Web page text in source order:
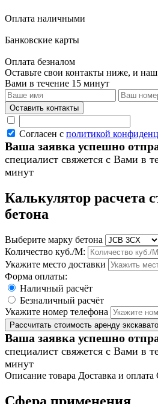
Оплата наличными
Банковские карты
Оплата безналом
Оставьте свои контакты ниже, и наш
Вами в течение 15 минут
Согласен с политикой
Ваша заявка успешно
специалист свяжется с Вами в
минут
Калькулятор расчета
бетона
Выберите марку бетона
Количество куб./М:
Укажите место доставки
Форма оплаты:
Наличный расчёт
Безналичный расчёт
Укажите номер телефона
Ваша заявка успешно
специалист свяжется с Вами в
минут
Описание товара Доставка и оплата